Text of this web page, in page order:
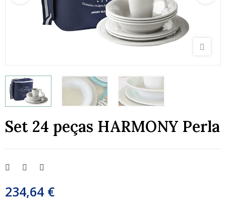
Set 24 peças HARMONY Perla
234,64 €